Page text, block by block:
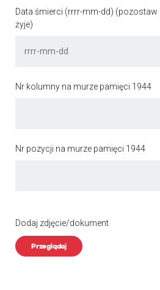
Data śmierci (rrrr-mm-dd) (pozostaw
żyje)
Nr kolumny na murze pamięci 1944
Nr pozycji na murze pamięci 1944
Dodaj zdjęcie/dokument
Przeglądaj